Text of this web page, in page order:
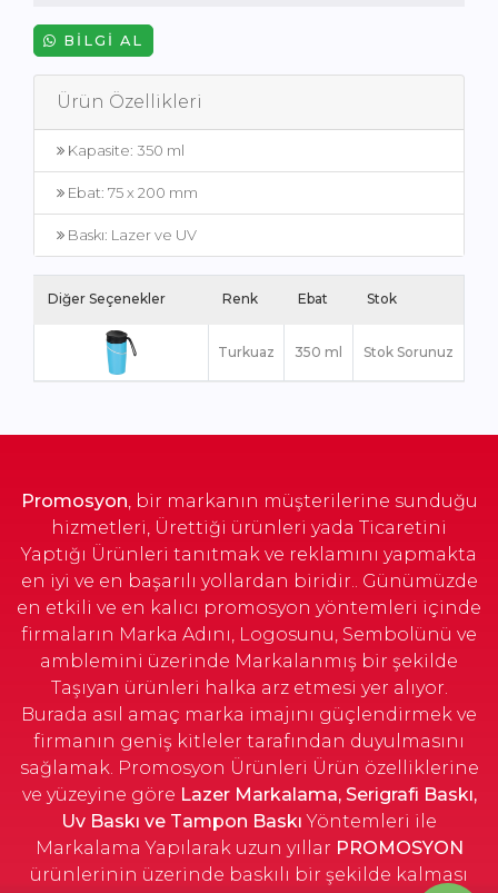
BILGI AL
Ürün Özellikleri
Kapasite: 350 ml
Ebat: 75 x 200 mm
Baskı: Lazer ve UV
Diğer Seçenekler Renk Ebat Stok
Turkuaz 350 ml Stok Sorunuz
Promosyon, bir markanın müşterilerine sunduğu
hizmetleri, Ürettiği ürünleri yada Ticaretini
Yaptığı Ürünleri tanıtmak ve reklamını yapmakta
en iyi ve en başarılı yollardan biridir.. Günümüzde
en etkili ve en kalıcı promosyon yöntemleri içinde
firmaların Marka Adını, Logosunu, Sembolünü ve
amblemini üzerinde Markalanmış bir şekilde
Taşıyan ürünleri halka arz etmesi yer alıyor.
Burada asıl amaç marka imajını güçlendirmek ve
firmanın geniş kitleler tarafından duyulmasını
sağlamak. Promosyon Ürünleri Ürün özelliklerine
ve yüzeyine göre Lazer Markalama, Serigrafi Baskı,
Uv Baskı ve Tampon Baskı Yöntemleri ile
Markalama Yapılarak uzun yıllar PROMOSYON
ürünlerinin üzerinde baskılı bir şekilde kalması